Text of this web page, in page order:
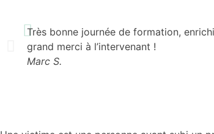
Très bonne journée de formation,
grand merci à l’intervenant !
Marc S.